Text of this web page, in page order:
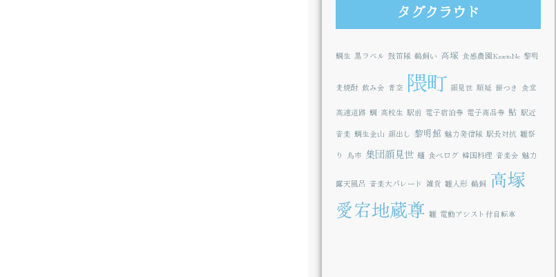
タグクラウド
鯛生 黒ラベル 鼓笛隊 鵜飼い 高塚 食感農園KazetoNe 黎明
麦焼酎 飲み会 青空 隈町 顔見世 順延 餅つき 食堂
高速道路 鯛 高校生 駅前 電子宿泊券 電子商品券 鮎 駅近
音楽 鯛生金山 顔出し 黎明館 魅力発信隊 駅長対抗 雛祭
り 鳥市 集団顔見世 麺 食べログ 韓国料理 音楽会 魅力
露天風呂 音楽大パレード 雑貨 雛人形 鵜飼 高塚
愛宕地蔵尊 雛 電動アシスト付自転車